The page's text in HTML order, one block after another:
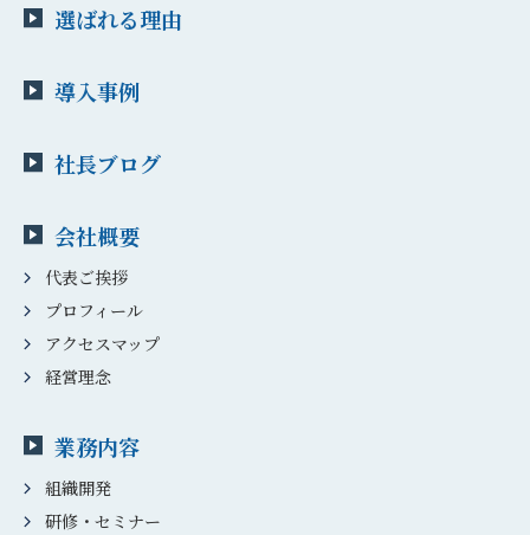
選ばれる理由
導入事例
社長ブログ
会社概要
代表ご挨拶
プロフィール
アクセスマップ
経営理念
業務内容
組織開発
研修・セミナー